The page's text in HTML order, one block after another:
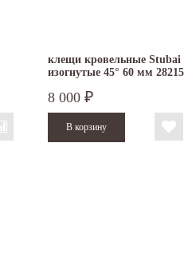
клещи кровельные Stubai
изогнутые 45° 60 мм
8 000 ₽